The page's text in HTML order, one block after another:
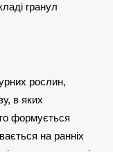
гранул
рослин,
в яких
формується
на ранніх